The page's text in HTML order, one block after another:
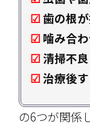
☑歯の根
☑噛み合
☑清掃不良
☑治療後
の6つが関係